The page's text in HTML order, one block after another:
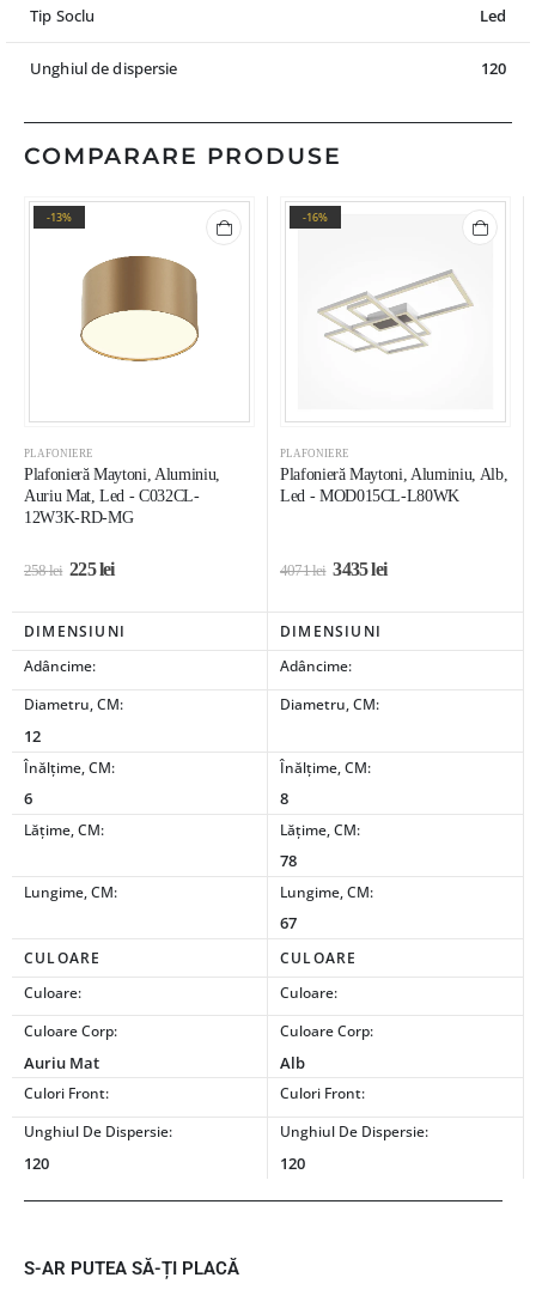
Tip Soclu Led
Unghiul de dispersie 120
COMPARARE PRODUSE
-13%
PLAFONIERE
Plafonieră Maytoni, Aluminiu,
Auriu Mat, Led - C032CL-
12W3K-RD-MG
258lei 225lei
-16%
PLAFONIERE
Plafonieră Maytoni, Aluminiu, Alb,
Led - MOD015CL-L80WK
4071lei 3435lei
DIMENSIUNI
DIMENSIUNI
Adâncime:
Adâncime:
Diametru, CM:
12
Diametru, CM:
Înălțime, CM:
6
Înălțime, CM:
8
Lățime, CM: Lățime, CM:
78
Lungime, CM: Lungime, CM:
67
CULOARE
CULOARE
Culoare:
Culoare:
Culoare Corp:
Auriu Mat
Culoare Corp:
Alb
Culori Front:
Culori Front:
Unghiul De Dispersie:
120
Unghiul De Dispersie:
120
S-AR PUTEA SĂ-ȚI PLACĂ